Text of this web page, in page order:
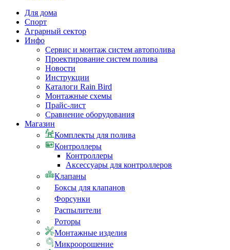
Для дома
Спорт
Аграрный сектор
Инфо
Сервис и монтаж систем автополива
Проектирование систем полива
Новости
Инструкции
Каталоги Rain Bird
Монтажные схемы
Прайс-лист
Сравнение оборудования
Магазин
Комплекты для полива
Контроллеры
Контроллеры
Аксессуары для контроллеров
Клапаны
Боксы для клапанов
Форсунки
Распылители
Роторы
Монтажные изделия
Микроорошение